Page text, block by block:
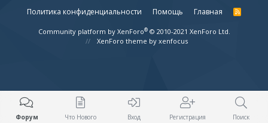
Политика конфиденциальности
Помощь Главная
R
S
Community platform by XenForo® © 2010-2021 XenForo Ltd.
XenForo theme by xenfocus
Форум Что Нового Вход Регистрация Поиск